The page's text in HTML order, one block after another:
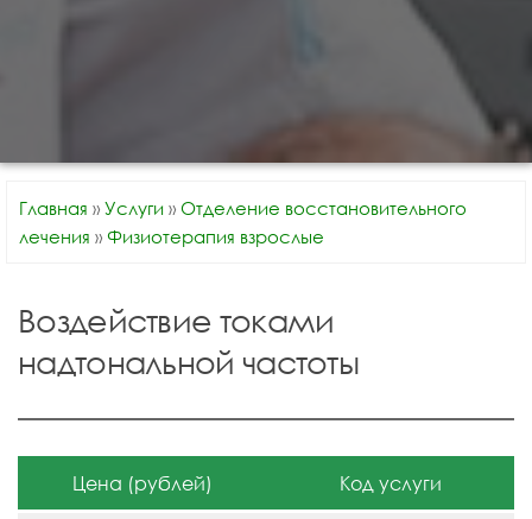
Главная » Услуги » Отделение восстановительного
лечения » Физиотерапия взрослые
Воздействие токами
надтональной частоты
Цена (рублей) Код услуги